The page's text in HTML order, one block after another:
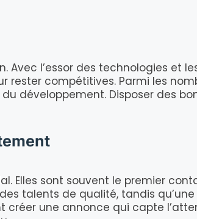
Avec l’essor des technologies et
rester compétitives. Parmi les
développement. Disposer des
Elles sont souvent le premier
talents de qualité, tandis
une annonce qui capte